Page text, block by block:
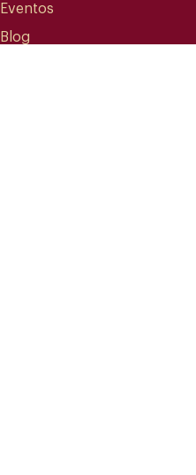
Eventos
Blog